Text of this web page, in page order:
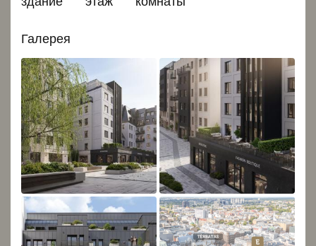
Галерея